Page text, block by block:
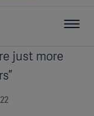
just more